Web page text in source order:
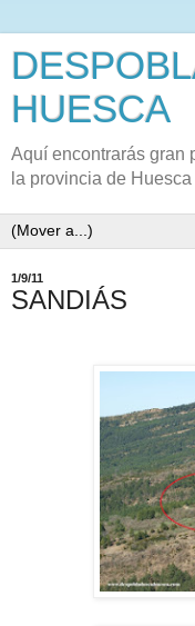
HUESCA
Aquí encontrarás gran
la provincia de Huesca
1/9/11
SANDIÁS